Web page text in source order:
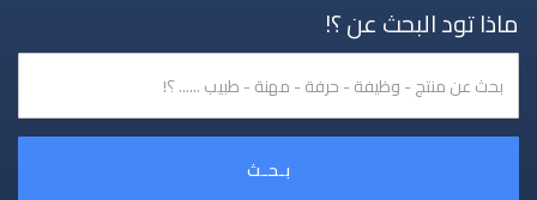
ماذا تود البحث عن ؟!
بـحـث